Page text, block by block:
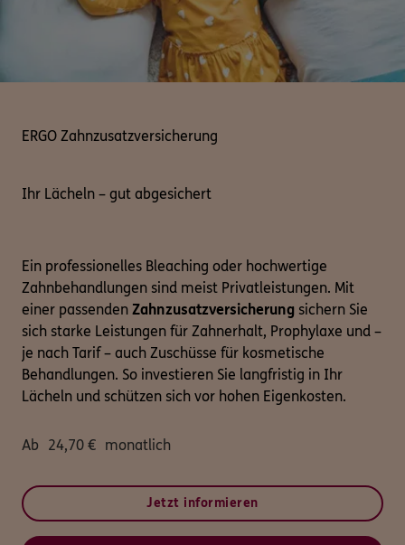
ERGO Zahnzusatzversicherung
Ihr Lächeln – gut abgesichert
Ein professionelles Bleaching oder hochwertige
Zahnbehandlungen sind meist Privatleistungen. Mit
einer passenden Zahnzusatzversicherung sichern Sie
sich starke Leistungen für Zahnerhalt, Prophylaxe und –
je nach Tarif – auch Zuschüsse für kosmetische
Behandlungen. So investieren Sie langfristig in Ihr
Lächeln und schützen sich vor hohen Eigenkosten.
Ab 24,70 € monatlich
Jetzt informieren